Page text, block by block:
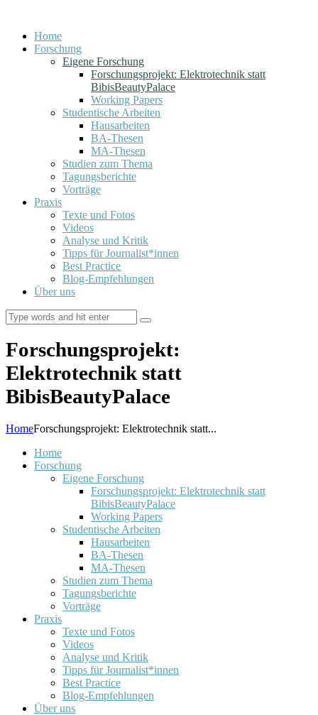
Home
Forschung
Eigene Forschung
Forschungsprojekt: Elektrotechnik statt
BibisBeautyPalace
Working Papers
Studentische Arbeiten
Hausarbeiten
BA-Thesen
MA-Thesen
Studien zum Thema
Tagungsberichte
Vorträge
Praxis
Texte und Fotos
Videos
Analyse und Kritik
Tipps für Journalist*innen
Best Practice
Blog-Empfehlungen
Über uns
Forschungsprojekt:
Elektrotechnik statt
BibisBeautyPalace
HomeForschungsprojekt: Elektrotechnik statt...
Home
Forschung
Eigene Forschung
Forschungsprojekt: Elektrotechnik statt
BibisBeautyPalace
Working Papers
Studentische Arbeiten
Hausarbeiten
BA-Thesen
MA-Thesen
Studien zum Thema
Tagungsberichte
Vorträge
Praxis
Texte und Fotos
Videos
Analyse und Kritik
Tipps für Journalist*innen
Best Practice
Blog-Empfehlungen
Über uns